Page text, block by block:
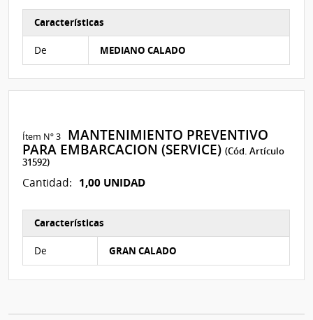
Características
De MEDIANO CALADO
Ítem Nº 3
MANTENIMIENTO PREVENTIVO
PARA EMBARCACION (SERVICE)(Cód. Artículo
31592)
Cantidad: 1,00 UNIDAD
Características
De GRAN CALADO